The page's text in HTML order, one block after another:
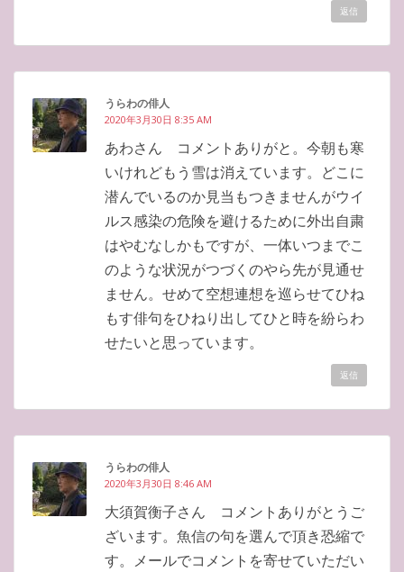
返信
うらわの俳人
2020年3月30日 8:35 AM
あわさん コメントありがと。今朝も寒
いけれどもう雪は消えています。どこに
潜んでいるのか見当もつきませんがウイ
ルス感染の危険を避けるために外出自粛
はやむなしかもですが、一体いつまでこ
のような状況がつづくのやら先が見通せ
ません。せめて空想連想を巡らせてひね
もす俳句をひねり出してひと時を紛らわ
せたいと思っています。
返信
うらわの俳人
2020年3月30日 8:46 AM
大須賀衡子さん コメントありがとうご
ざいます。魚信の句を選んで頂き恐縮で
す。メールでコメントを寄せていただい